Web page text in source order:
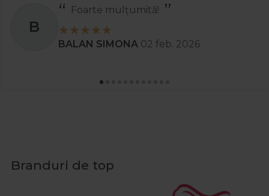
S
Recomand
Stanciu Aura Andreea 02 apr. 2025
Branduri de top